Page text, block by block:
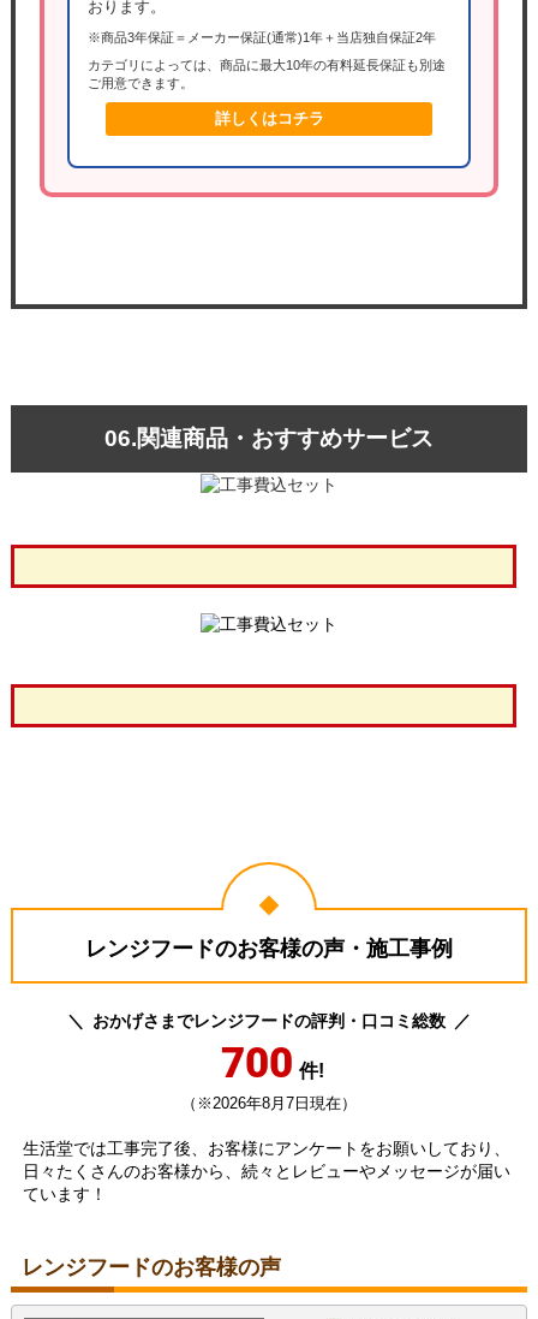
おります。
※商品3年保証＝メーカー保証(通常)1年＋当店独自保証2年
カテゴリによっては、商品に最大10年の有料延長保証も別途
ご用意できます。
詳しくはコチラ
06.関連商品・おすすめサービス
レンジフードのお客様の声・施工事例
おかげさまでレンジフードの評判・口コミ総数
700 件!
（※2026年8月7日現在）
生活堂では工事完了後、お客様にアンケートをお願いしており、
日々たくさんのお客様から、続々とレビューやメッセージが届い
ています！
レンジフードのお客様の声